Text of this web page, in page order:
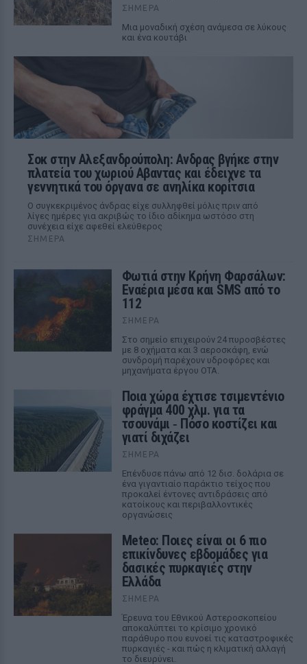
ΣΉΜΕΡΑ
Μια μοναδική σχέση ανάμεσα σε λύκους
και ένα κουτάβι
Σοκ στην Αλεξανδρούπολη: Ανδρας βγήκε στην
πλατεία του χωριού Αβαντας και έδειχνε τα
γεννητικά του όργανα σε ανηλίκα κορίτσια
Ο συγκεκριμένος άνδρας είχε συλληφθεί μόλις πριν από
λίγες ημέρες για ακριβώς το ίδιο αδίκημα ωστόσο στη
συνέχεια είχε αφεθεί ελεύθερος
ΣΉΜΕΡΑ
Φωτιά στην Κρήνη Φαρσάλων:
Εναέρια μέσα και SMS από το
112
ΣΉΜΕΡΑ
Στο σημείο επιχειρούν 24 πυροσβέστες
με 8 οχήματα και 3 αεροσκάφη, ενώ
συνδρομή παρέχουν υδροφόρες και
μηχανήματα έργου ΟΤΑ.
Ποια χώρα έχτισε τσιμεντένιο
φράγμα 400 χλμ. για τα
τσουνάμι ‑ Πόσο κοστίζει και
γιατί διχάζει
ΣΉΜΕΡΑ
Επένδυσε πάνω από 12 δισ. δολάρια σε
ένα γιγαντιαίο παράκτιο τείχος που
προκαλεί έντονες αντιδράσεις από
κατοίκους και περιβαλλοντικές
οργανώσεις
Meteo: Ποιες είναι οι 6 πιο
επικίνδυνες εβδομάδες για
δασικές πυρκαγιές στην
Ελλάδα
ΣΉΜΕΡΑ
Έρευνα του Εθνικού Αστεροσκοπείου
αποκαλύπτει το κρίσιμο χρονικό
παράθυρο που ευνοεί τις καταστροφικές
πυρκαγιές - και πώς η κλιματική αλλαγή
το διευρύνει.